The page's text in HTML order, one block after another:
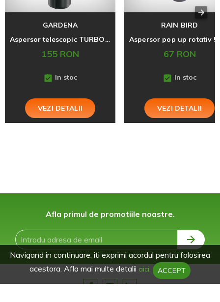
GARDENA
Aspersor telescopic TURBO T 380
155 RON
In stoc
VEZI DETALII
RAIN BIRD
67 RON
In stoc
VEZI DETALII
Afla primul de promotiile noastre.
Navigand in continuare, iti exprimi acordul pentru folosirea
acestora. Afla mai multe detalii aici. ACCEPT